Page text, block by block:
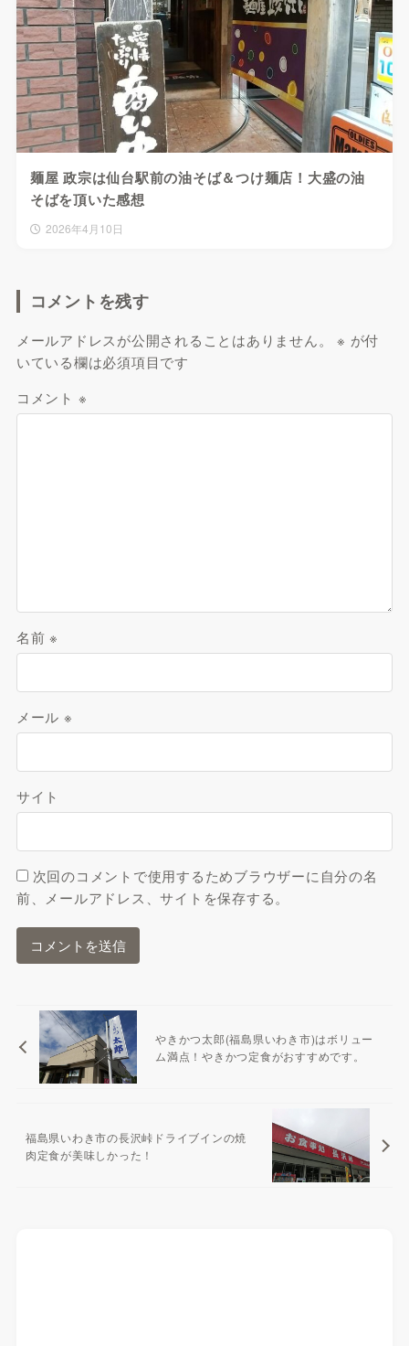
麺屋 政宗は仙台駅前の油そば＆つけ麺店！大盛の油
そばを頂いた感想
2026年4月10日
コメントを残す
メールアドレスが公開されることはありません。 ※ が付
いている欄は必須項目です
コメント ※
名前※
メール ※
サイト
次回のコメントで使用するためブラウザーに自分の名
前、メールアドレス、サイトを保存する。
やきかつ太郎(福島県いわき市)はボリュー
ム満点！やきかつ定食がおすすめです。
福島県いわき市の長沢峠ドライブインの焼
肉定食が美味しかった！